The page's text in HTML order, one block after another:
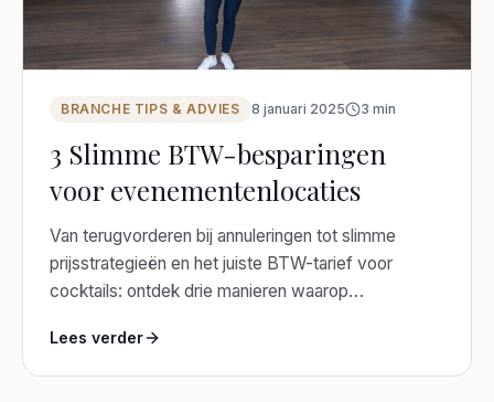
BRANCHE TIPS & ADVIES 8 januari 2025 3 min
3 Slimme BTW-besparingen
voor evenementenlocaties
Van terugvorderen bij annuleringen tot slimme
prijsstrategieën en het juiste BTW-tarief voor
cocktails: ontdek drie manieren waarop
BTW.
Lees verder